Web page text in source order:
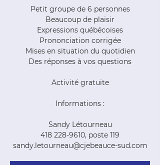
Petit groupe de 6 personnes
Beaucoup de plaisir
Expressions québécoises
Prononciation corrigée
Mises en situation du quotidien
Des réponses à vos questions
Activité gratuite
Informations :
Sandy Létourneau
418 228-9610, poste 119
sandy.letourneau@cjebeauce-sud.com